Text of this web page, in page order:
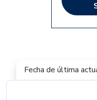
recibirán el
capacitaciones y
arquitecturas y
Fecha de última